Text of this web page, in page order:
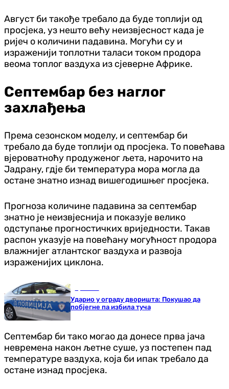
Август би такође требало да буде топлији од
просјека, уз нешто већу неизвјесност када је
ријеч о количини падавина. Могући су и
израженији топлотни таласи током продора
веома топлог ваздуха из сјеверне Африке.
Септембар без наглог
захлађења
Према сезонском моделу, и септембар би
требало да буде топлији од просјека. То повећава
вјероватноћу продуженог љета, нарочито на
Јадрану, гдје би температура мора могла да
остане знатно изнад вишегодишњег просјека.
Прогноза количине падавина за септембар
знатно је неизвјеснија и показује велико
одступање прогностичких вриједности. Такав
распон указује на повећану могућност продора
влажнијег атлантског ваздуха и развоја
израженијих циклона.
Ударио у ограду дворишта: Покушао да
побјегне па избила туча
Септембар би тако могао да донесе прва јача
невремена након љетне суше, уз постепен пад
температуре ваздуха, која би ипак требало да
остане изнад просјека.